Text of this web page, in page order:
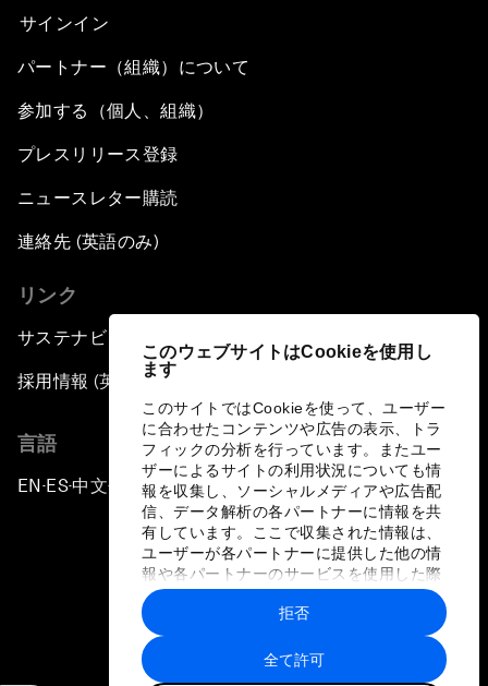
このウェブサイトはCookieを使用し
ます
このサイトではCookieを使って、ユーザー
に合わせたコンテンツや広告の表示、トラ
フィックの分析を行っています。またユー
ザーによるサイトの利用状況についても情
報を収集し、ソーシャルメディアや広告配
信、データ解析の各パートナーに情報を共
有しています。ここで収集された情報は、
ユーザーが各パートナーに提供した他の情
報や各パートナーのサービスを使用した際
に収集された情報と組み合わされ、各パー
トナーによって使用されることがありま
す。
全て許可
拒否
サインイン
パートナー（組織）について
参加する（個人、組織）
プレスリリース登録
ニュースレター購読
連絡先 (英語のみ)
リンク
サステナビリティへの取り組み
採用情報 (英語のみ)
言語
EN ▪ES▪中文▪ 日本語
プライバシーポリシーと利用規約
サイトマップ